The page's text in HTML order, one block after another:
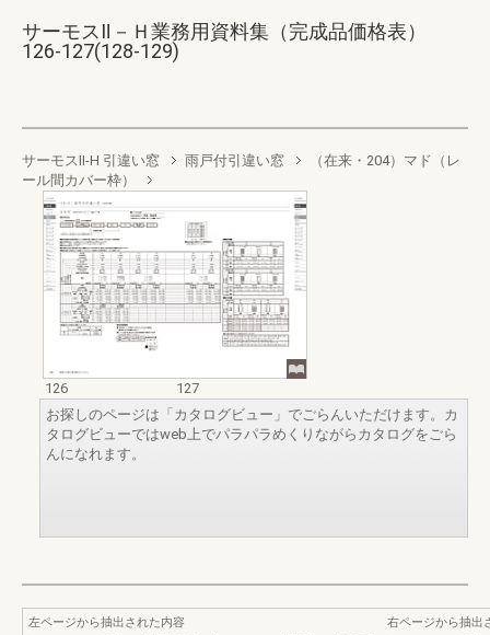
サーモスⅡ－Ｈ業務用資料集（完成品価格表）
126-127(128-129)
サーモスII-H 引違い窓 雨戸付引違い窓
（在来・204）マド（レ
ール間カバー枠）
126
127
お探しのページは「カタログビュー」でごらんいただけます。カ
タログビューではweb上でパラパラめくりながらカタログをごら
んになれます。
左ページから抽出された内容
右ページから抽出